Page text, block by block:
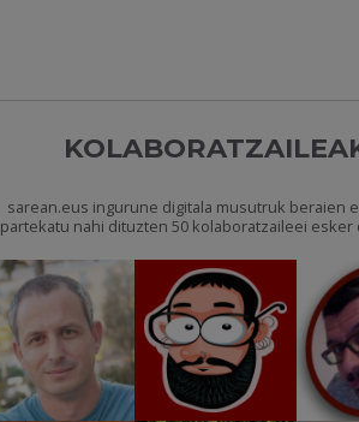
sarean.eus ingurune digitala musutruk beraien
partekatu nahi dituzten 50 kolaboratzaileei esker